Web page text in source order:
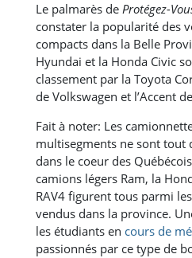
Le palmarès de Protégez-
constater la popularité des
compacts dans la Belle
Hyundai et la Honda Civic
classement par la Toyota
de Volkswagen et l’Accent
Fait à noter: Les
multisegments ne sont tout
dans le coeur des
camions légers Ram, la
RAV4 figurent tous parmi
vendus dans la province.
les étudiants en cours de
passionnés par ce type de